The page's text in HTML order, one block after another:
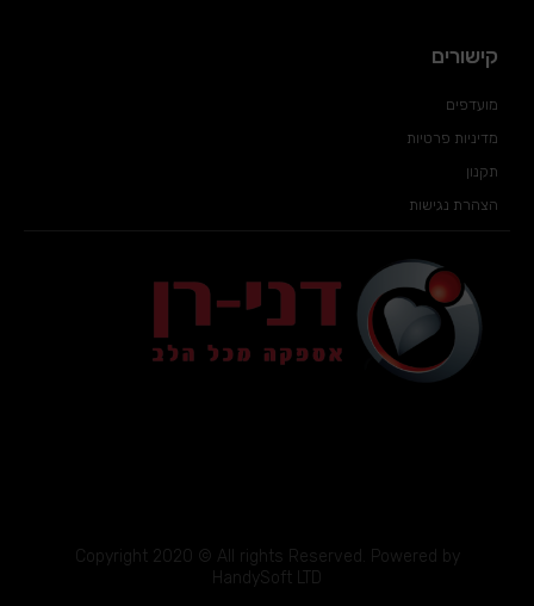
קישורים
מועדפים
מדיניות פרטיות
תקנון
הצהרת נגישות
Copyright 2020 © All rights Reserved. Powered by
HandySoft LTD